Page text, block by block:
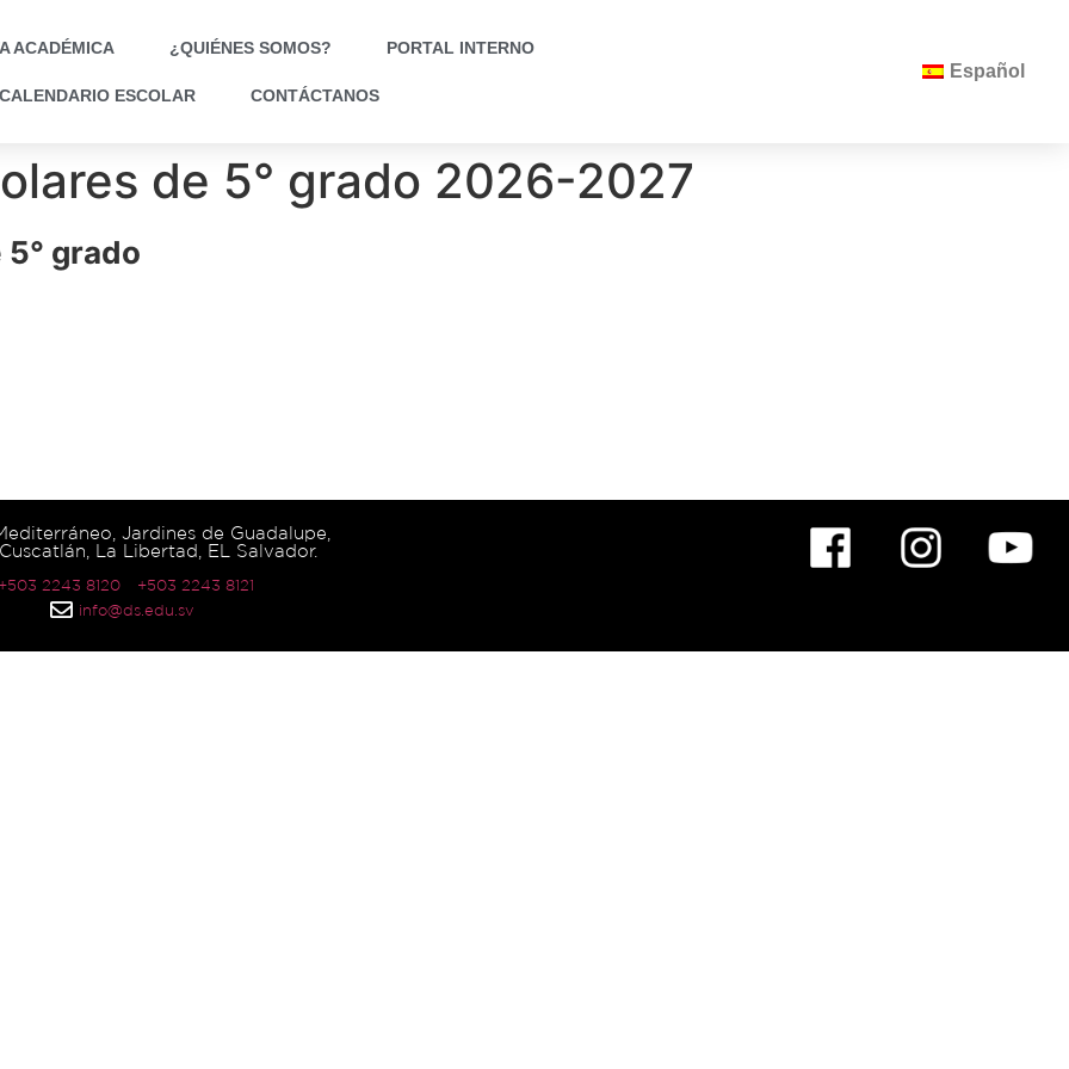
ACADÉMICA ¿QUIÉNES SOMOS? PORTAL INTERNO
CALENDARIO ESCOLAR CONTÁCTANOS
Español
de 5° grado 2026-2027
grado
Jardines de Guadalupe,
La Libertad, EL Salvador.
2243 8120
+503 2243 8121
info@ds.edu.sv